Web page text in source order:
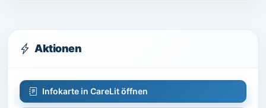
Aktionen
Infokarte in CareLit öffnen